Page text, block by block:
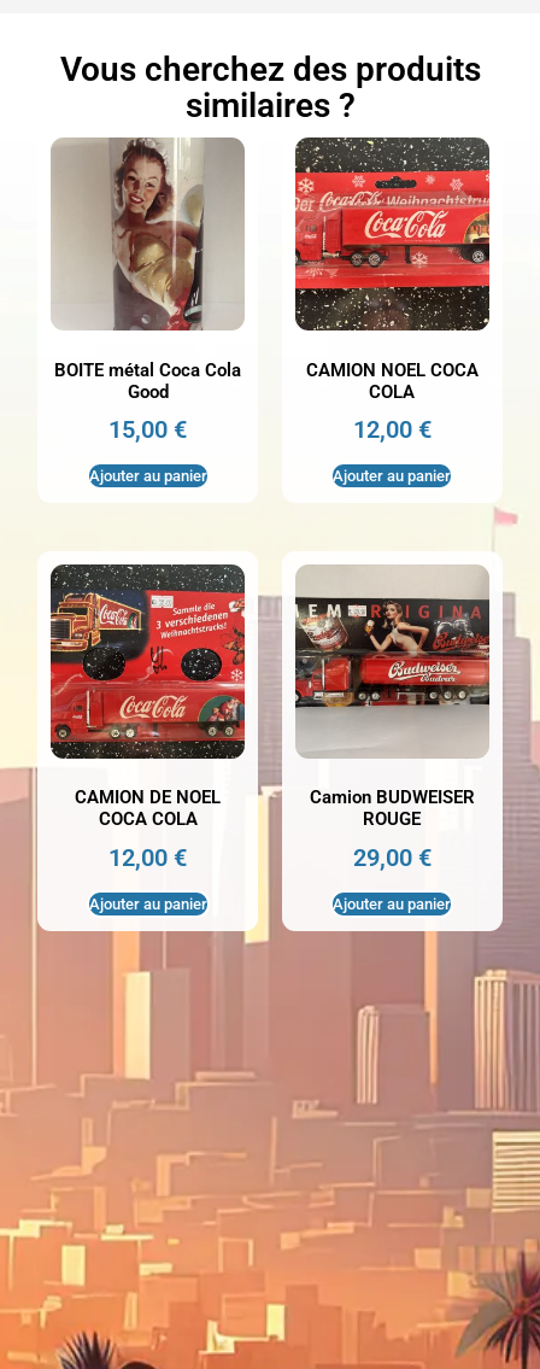
Vous cherchez des produits
similaires ?
BOITE métal Coca Cola
Good
15,00€
Ajouter au panier
CAMION NOEL COCA
COLA
12,00 €
Ajouter au panier
CAMION DE NOEL
COCA COLA
12,00€
Ajouter au panier
Camion BUDWEISER
ROUGE
29,00 €
Ajouter au panier